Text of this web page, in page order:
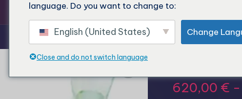
620,00 € -
language. Do you want to change to:
English (United States) Change
Close and do not switch language